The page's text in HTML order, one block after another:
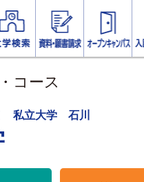
コース
私立大学 石川